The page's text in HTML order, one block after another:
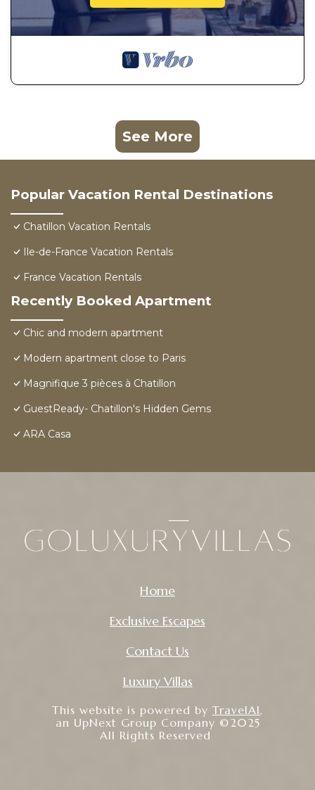
See More
Popular Vacation Rental Destinations
Chatillon Vacation Rentals
Ile-de-France Vacation Rentals
France Vacation Rentals
Recently Booked Apartment
Chic and modern apartment
Modern apartment close to Paris
Magnifique 3 pièces à Chatillon
GuestReady- Chatillon's Hidden Gems
ARA Casa
Home
Exclusive Escapes
Contact Us
Luxury Villas
This website is powered by TravelAI,
an UpNext Group Company ©2025
All Rights Reserved